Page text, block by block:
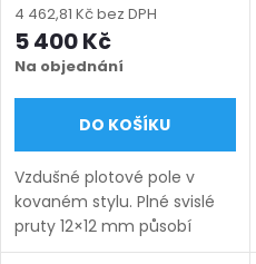
mm, výška 650–1750
mm), hnědá RAL 8019
matná
4 462,81 Kč bez DPH
5 400 Kč
Na objednání
DO KOŠÍKU
Vzdušné plotové pole v
kovaném stylu. Plné svislé
pruty 12×12 mm působí
lehce a nadčasově.